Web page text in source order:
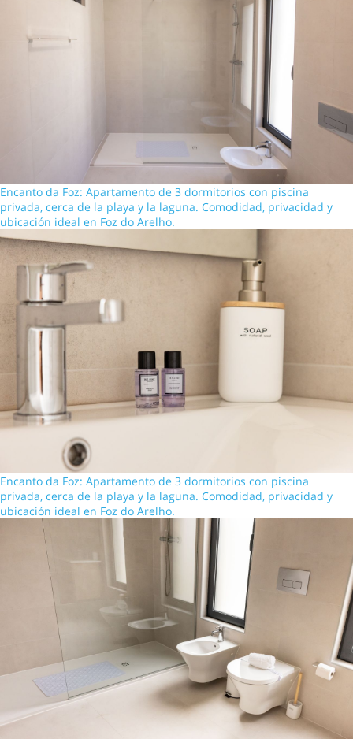
Encanto da Foz: Apartamento de 3 dormitorios con piscina
privada, cerca de la playa y la laguna. Comodidad, privacidad y
ubicación ideal en Foz do Arelho.
Encanto da Foz: Apartamento de 3 dormitorios con piscina
privada, cerca de la playa y la laguna. Comodidad, privacidad y
ubicación ideal en Foz do Arelho.